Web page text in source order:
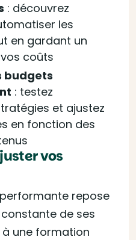
: découvrez
les
en gardant un
coûts
budgets
: testez
et ajustez
en fonction des
vos
repose
de ses
une formation